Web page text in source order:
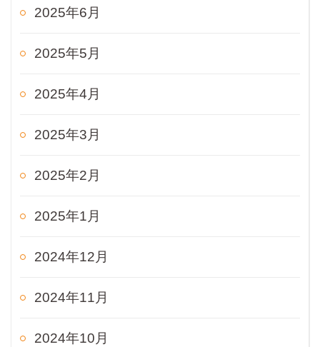
2025年6月
2025年5月
2025年4月
2025年3月
2025年2月
2025年1月
2024年12月
2024年11月
2024年10月